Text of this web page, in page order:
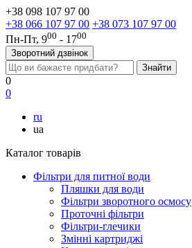
+38 098 107 97 00
+38 066 107 97 00 +38 073 107 97 00
Пн-Пт, 900 - 1700
Зворотний дзвінок
0
0
ru
ua
Каталог товарів
Фільтри для питної води
Пляшки для води
Фільтри зворотного осмосу
Проточні фільтри
Фільтри-глечики
Змінні картриджі